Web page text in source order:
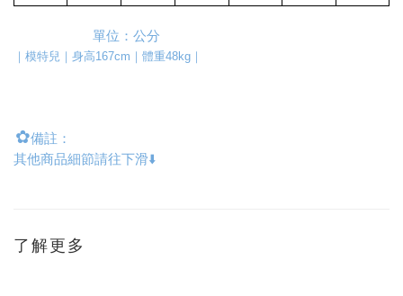
單位：公分
｜模特兒｜身高167cm｜體重48kg｜
✿備註：
其他商品細節請往下滑⬇️
了解更多